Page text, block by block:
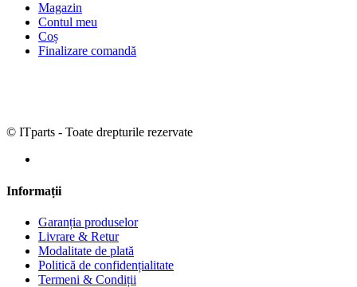
Magazin
Contul meu
Coș
Finalizare comandă
© ITparts - Toate drepturile rezervate
Informații
Garanția produselor
Livrare & Retur
Modalitate de plată
Politică de confidențialitate
Termeni & Condiții